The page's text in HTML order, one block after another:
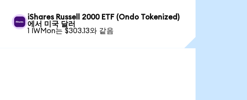
iShares Russell 2000 ETF (Ondo Tokenized)
에서 미국 달러
1 IWMon는 $303.13와 같음